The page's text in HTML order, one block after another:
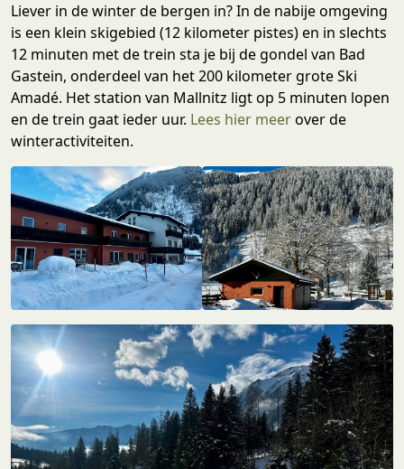
Liever in de winter de bergen in? In de nabije omgeving
is een klein skigebied (12 kilometer pistes) en in slechts
12 minuten met de trein sta je bij de gondel van Bad
Gastein, onderdeel van het 200 kilometer grote Ski
Amadé. Het station van Mallnitz ligt op 5 minuten lopen
en de trein gaat ieder uur. Lees hier meerover de
winteractiviteiten.